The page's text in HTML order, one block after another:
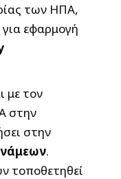
των ΗΠΑ,
εφαρμογή
με τον
στην
στην
.
τοποθετηθεί